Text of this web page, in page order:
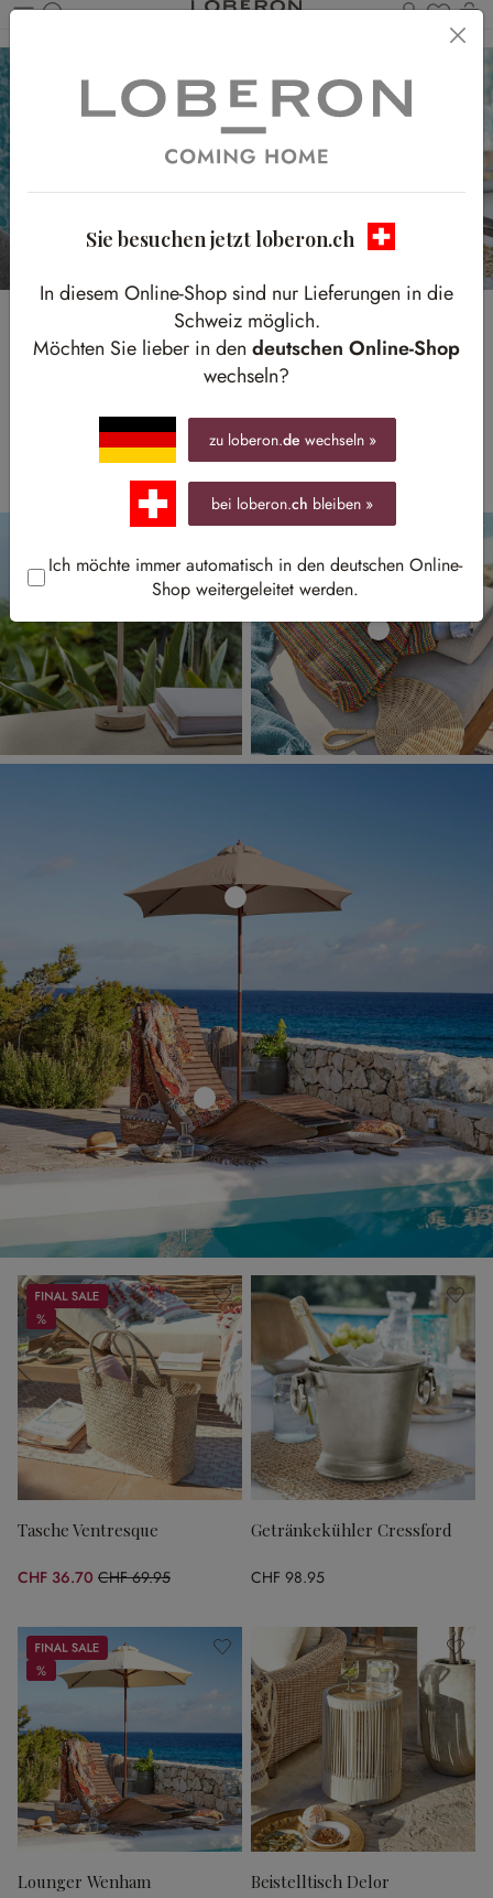
Du
Poolparty mit
Erfrischung
Accessoires und Deko für Pool, Strand und sonnige
Auszeiten
Sale
%
%
Tasche Ventresque
CHF 36.70 CHF 69.95
(47.53% gespart)
Getränkekühler Cressford
CHF 98.95
Sale
%
%
Lounger Wenham Beistelltisch Delor
Sie besuchen jetzt loberon.ch
In diesem Online-Shop sind nur Lieferungen in die
Schweiz möglich.
Möchten Sie lieber in den deutschen Online-Shop
wechseln?
zu loberon.de wechseln »
bei loberon.ch bleiben »
Ich möchte immer automatisch in den deutschen Online-
Shop weitergeleitet werden.